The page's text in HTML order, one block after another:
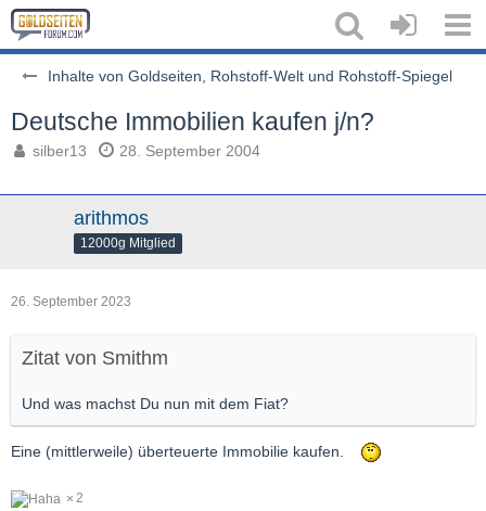
Inhalte von Goldseiten, Rohstoff-Welt und Rohstoff-Spiegel
Deutsche Immobilien kaufen j/n?
silber13 28. September 2004
arithmos
12000g Mitglied
26. September 2023
Zitat von Smithm
Und was machst Du nun mit dem Fiat?
Eine (mittlerweile) überteuerte Immobilie kaufen.
2